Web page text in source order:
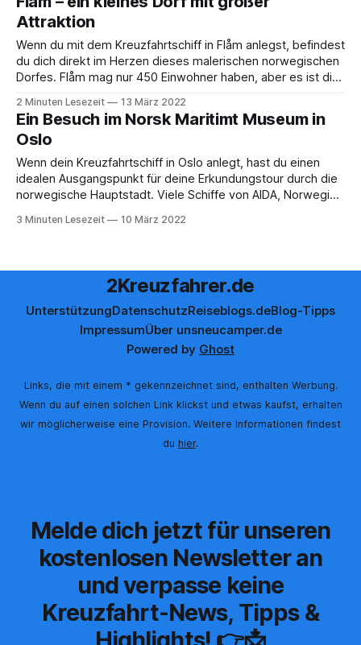
garantiert begeistern. Ankunft in Bergen: Wo legt
Attraktion
Wenn du mit dem Kreuzfahrtschiff in Flåm anlegst, befindest
du dich direkt im Herzen dieses malerischen norwegischen
Dorfes. Flåm mag nur 450 Einwohner haben, aber es ist die
Norwegens: der Flåmbahn. Die Flåmbahn ist nicht einfach
nur eine Zugfahrt – sie ist ein echtes Abenteuer! Diese
2 Minuten Lesezeit 13 März 2022
Ein Besuch im Norsk Maritimt Museum in
Oslo
Wenn dein Kreuzfahrtschiff in Oslo anlegt, hast du einen
idealen Ausgangspunkt für deine Erkundungstour durch die
norwegische Hauptstadt. Viele Schiffe von AIDA, Norwegian
Reedereien machen hier Halt. Das Schöne: Der Hafen liegt
3 Minuten Lesezeit 10 März 2022
2Kreuzfahrer.de
UnterstützungDatenschutzReiseblogs.deBlog-Tipps
ImpressumÜber unsneucamper.de
Powered by Ghost
Links, die mit einem * gekennzeichnet sind, enthalten Werbung.
Wenn du auf einen solchen Link klickst und etwas kaufst, erhalten
wir möglicherweise eine Provision. Weitere Informationen findest
du hier.
Melde dich jetzt für unseren
kostenlosen Newsletter an
und verpasse keine
Kreuzfahrt-News, Tipps &